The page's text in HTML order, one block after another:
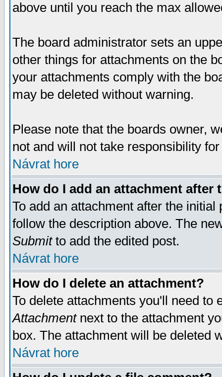
above until you reach the max
The board administrator sets an
other things for attachments on the
your attachments comply with the
may be deleted without warning.
Please note that the boards owner,
not and will not take responsibility
Návrat hore
How do I add an attachment after
To add an attachment after the
follow the description above. The
Submitto add the edited post.
Návrat hore
How do I delete an attachment?
To delete attachments you'll need
Attachmentnext to the attachment
box. The attachment will be deleted
Návrat hore